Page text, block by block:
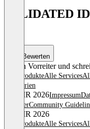
VALIDATED
Bewerten
Sei ein Vorreiter und
Alle ProdukteAlle Services
Kategorien
© OMR 2026Impressum
AnbieterCommunity
© OMR 2026
Alle ProdukteAlle Services